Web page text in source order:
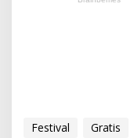
Festival Gratis